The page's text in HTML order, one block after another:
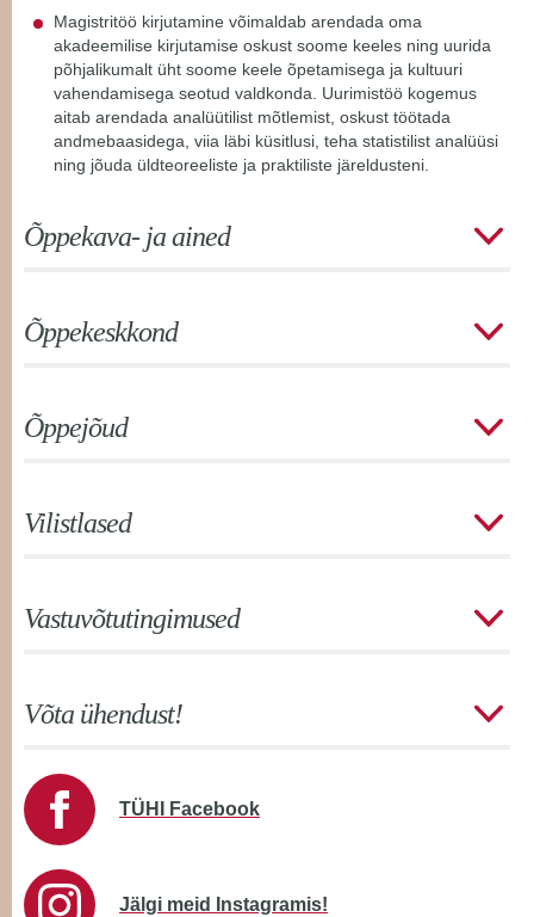
Magistritöö kirjutamine võimaldab arendada oma
akadeemilise kirjutamise oskust soome keeles ning uurida
põhjalikumalt üht soome keele õpetamisega ja kultuuri
vahendamisega seotud valdkonda. Uurimistöö kogemus
aitab arendada analüütilist mõtlemist, oskust töötada
andmebaasidega, viia läbi küsitlusi, teha statistilist analüüsi
ning jõuda üldteoreeliste ja praktiliste järeldusteni.
Õppekava- ja ained
Õppekeskkond
Õppejõud
Vilistlased
Vastuvõtutingimused
Võta ühendust!
TÜHI Facebook
Jälgi meid Instagramis!